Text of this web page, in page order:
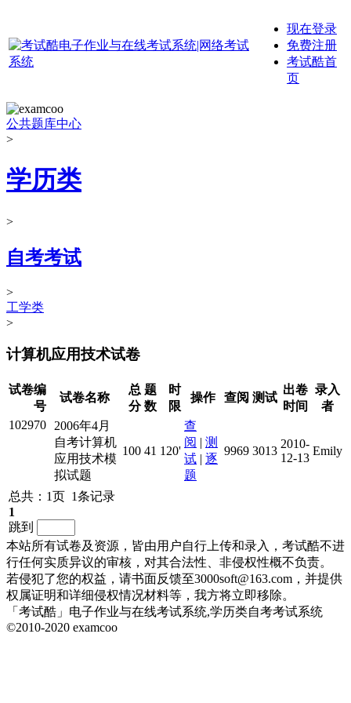
现在登录
免费注册
考试酷首
页
公共题库中心
>
学历类
>
自考考试
>
工学类
>
计算机应用技术试卷
试卷编
号
试卷名称
总
分
题
数
时
限
操作 查阅 测试
出卷
时间
录入
者
102970
2006年4月
自考计算机
应用技术模
拟试题
100 41 120'
查
阅 | 测
试 | 逐
题
9969 3013
2010-
12-13
Emily
总共：1页 1条记录
1
跳到
本站所有试卷及资源，皆由用户自行上传和录入，考试酷不进
行任何实质异议的审核，对其合法性、非侵权性概不负责。
若侵犯了您的权益，请书面反馈至3000soft@163.com，并提供
权属证明和详细侵权情况材料等，我方将立即移除。
「考试酷」电子作业与在线考试系统,学历类自考考试系统
©2010-2020 examcoo